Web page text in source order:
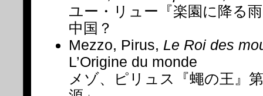
ユー・リュー『楽園に降る
中国？
Mezzo, Pirus, Le Roi des
L’Origine du monde
メゾ、ピリュス『蠅の王』